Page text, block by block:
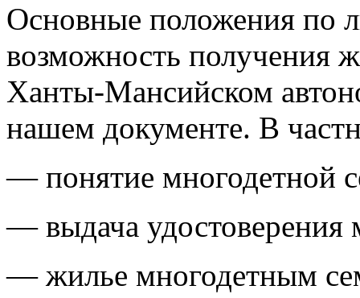
Основные положения по
возможность получения
Ханты-Мансийском
нашем документе. В
— понятие многодетной
— выдача удостоверения
— жилье многодетным